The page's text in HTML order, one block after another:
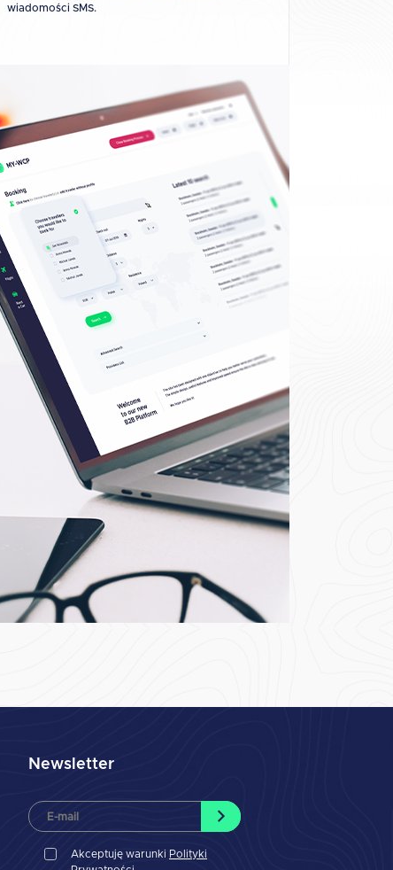
wiadomości SMS.
Newsletter
Akceptuję warunki Polityki